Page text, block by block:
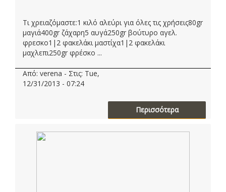
Τι χρειαζόμαστε:1 κιλό αλεύρι για όλες τις χρήσεις80gr
μαγιά400gr ζάχαρη5 αυγά250gr βούτυρο αγελ.
φρεσκο1|2 φακελάκι μαστίχα1|2 φακελάκι
μαχλεπι250gr φρέσκο ...
Από: verena - Στις: Tue,
12/31/2013 - 07:24
Περισσότερα